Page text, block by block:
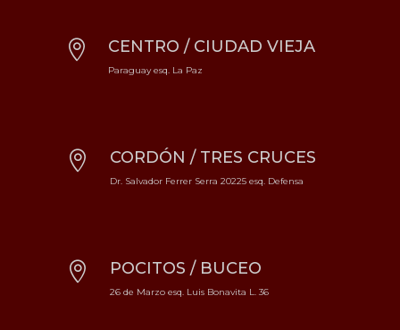
 CENTRO / CIUDAD VIEJA
Paraguay esq. La Paz
 CORDÓN / TRES CRUCES
Dr. Salvador Ferrer Serra 20225 esq. Defensa
 POCITOS / BUCEO
26 de Marzo esq. Luis Bonavita L. 36